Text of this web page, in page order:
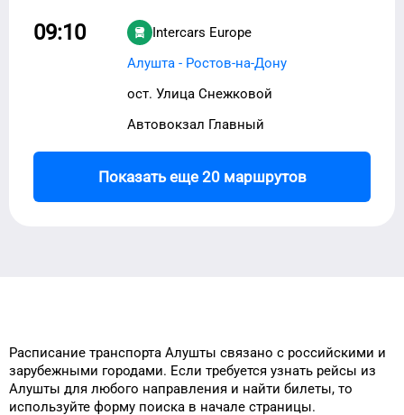
09:10
Intercars Europe
Алушта - Ростов-на-Дону
ост. Улица Снежковой
Автовокзал Главный
Показать еще 20 маршрутов
Расписание транспорта Алушты связано с российскими и
зарубежными городами. Если требуется узнать рейсы из
Алушты для любого направления и найти билеты, то
используйте форму поиска в начале страницы.